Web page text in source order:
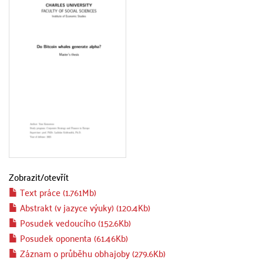
Zobrazit/otevřít
Text práce (1.761Mb)
Abstrakt (v jazyce výuky) (120.4Kb)
Posudek vedoucího (152.6Kb)
Posudek oponenta (61.46Kb)
Záznam o průběhu obhajoby (279.6Kb)